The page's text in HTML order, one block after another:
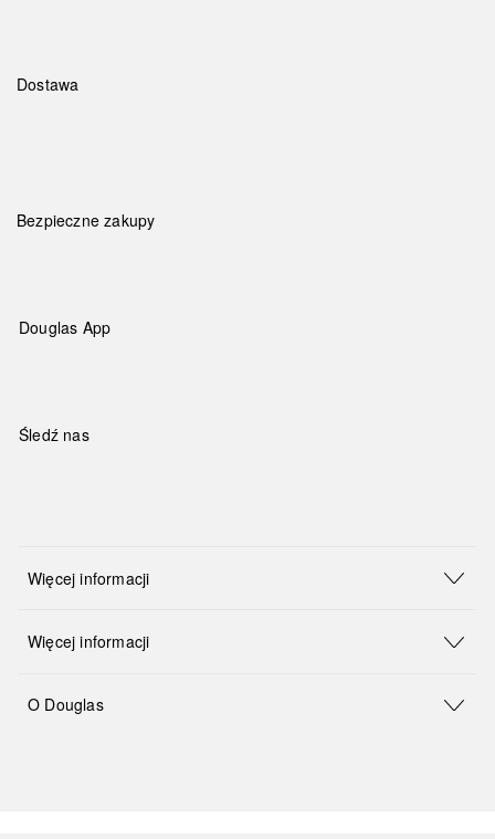
Dostawa
Bezpieczne zakupy
Douglas App
Śledź nas
Więcej informacji
Więcej informacji
O Douglas